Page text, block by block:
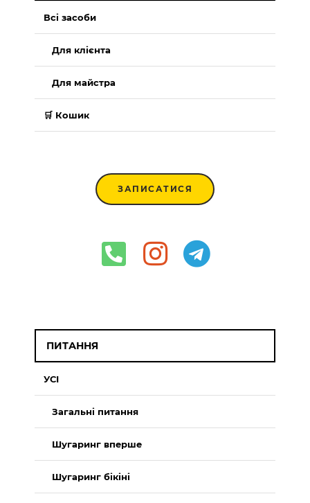
Всі засоби
Для клієнта
Для майстра
🛒 Кошик
ЗАПИСАТИСЯ
ПИТАННЯ
УСІ
Загальні питання
Шугаринг вперше
Шугаринг бікіні